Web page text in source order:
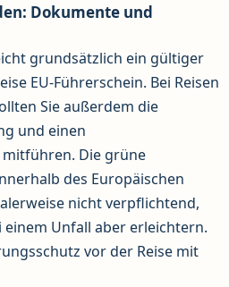
Dokumente und
grundsätzlich ein gültiger
EU-Führerschein. Bei Reisen
Sie außerdem die
und einen
Die grüne
des Europäischen
nicht verpflichtend,
Unfall aber erleichtern.
vor der Reise mit